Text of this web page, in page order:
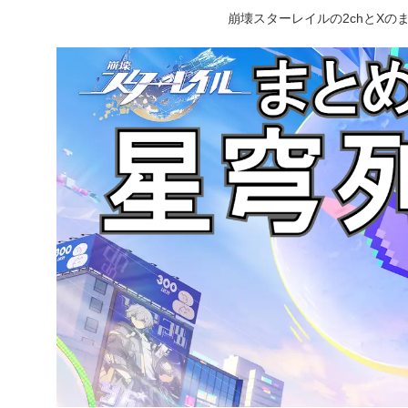
崩壊スターレイルの2chとXの